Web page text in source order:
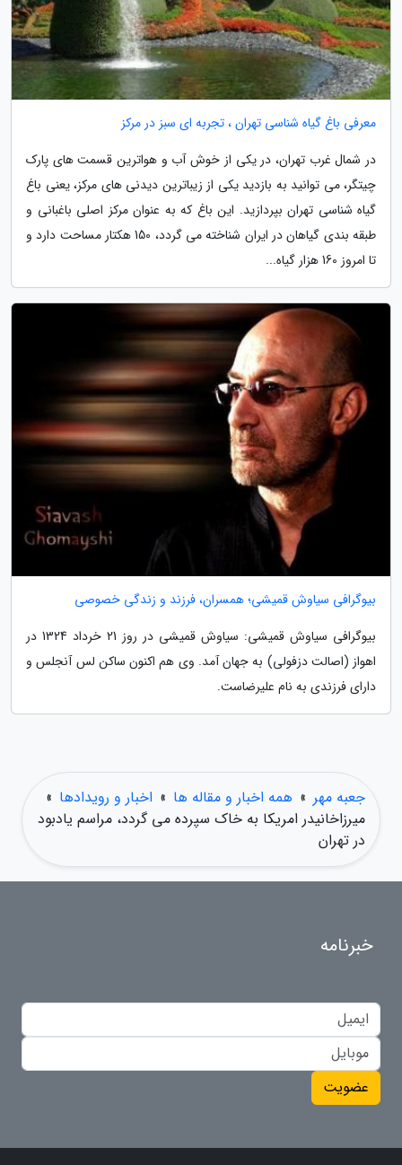
معرفی باغ گیاه شناسی تهران ، تجربه ای سبز در مرکز
در شمال غرب تهران، در یکی از خوش آب و هواترین قسمت های پارک
چیتگر، می توانید به بازدید یکی از زیباترین دیدنی های مرکز، یعنی باغ
گیاه شناسی تهران بپردازید. این باغ که به عنوان مرکز اصلی باغبانی و
طبقه بندی گیاهان در ایران شناخته می گردد، 150 هکتار مساحت دارد و
تا امروز 160 هزار گیاه...
بیوگرافی سیاوش قمیشی؛ همسران، فرزند و زندگی خصوصی
بیوگرافی سیاوش قمیشی: سیاوش قمیشی در روز 21 خرداد 1324 در
اهواز (اصالت دزفولی) به جهان آمد. وی هم اکنون ساکن لس آنجلس و
دارای فرزندی به نام علیرضاست.
جعبه مهر » همه اخبار و مقاله ها » اخبار و رویدادها »
میرزاخانیدر امریکا به خاک سپرده می گردد، مراسم یادبود
در تهران
خبرنامه
عضویت